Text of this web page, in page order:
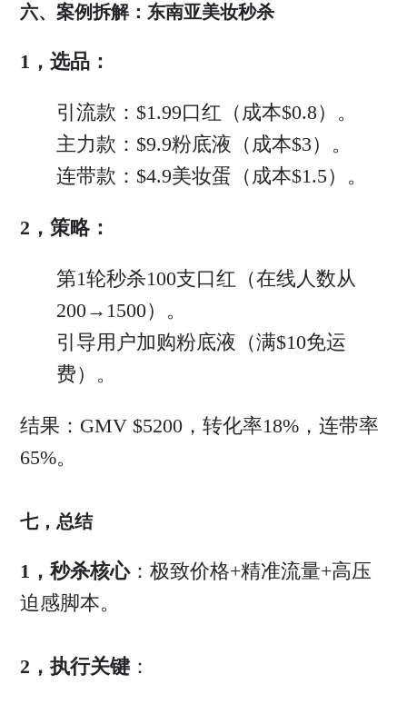
六、案例拆解：东南亚美妆秒杀
1，选品：
引流款：$1.99口红（成本$0.8）。
主力款：$9.9粉底液（成本$3）。
连带款：$4.9美妆蛋（成本$1.5）。
2，策略：
第1轮秒杀100支口红（在线人数从
200→1500）。
引导用户加购粉底液（满$10免运
费）。
结果：GMV $5200，转化率18%，连带率
65%。
七，总结
1，秒杀核心：极致价格+精准流量+高压
迫感脚本。
2，执行关键：